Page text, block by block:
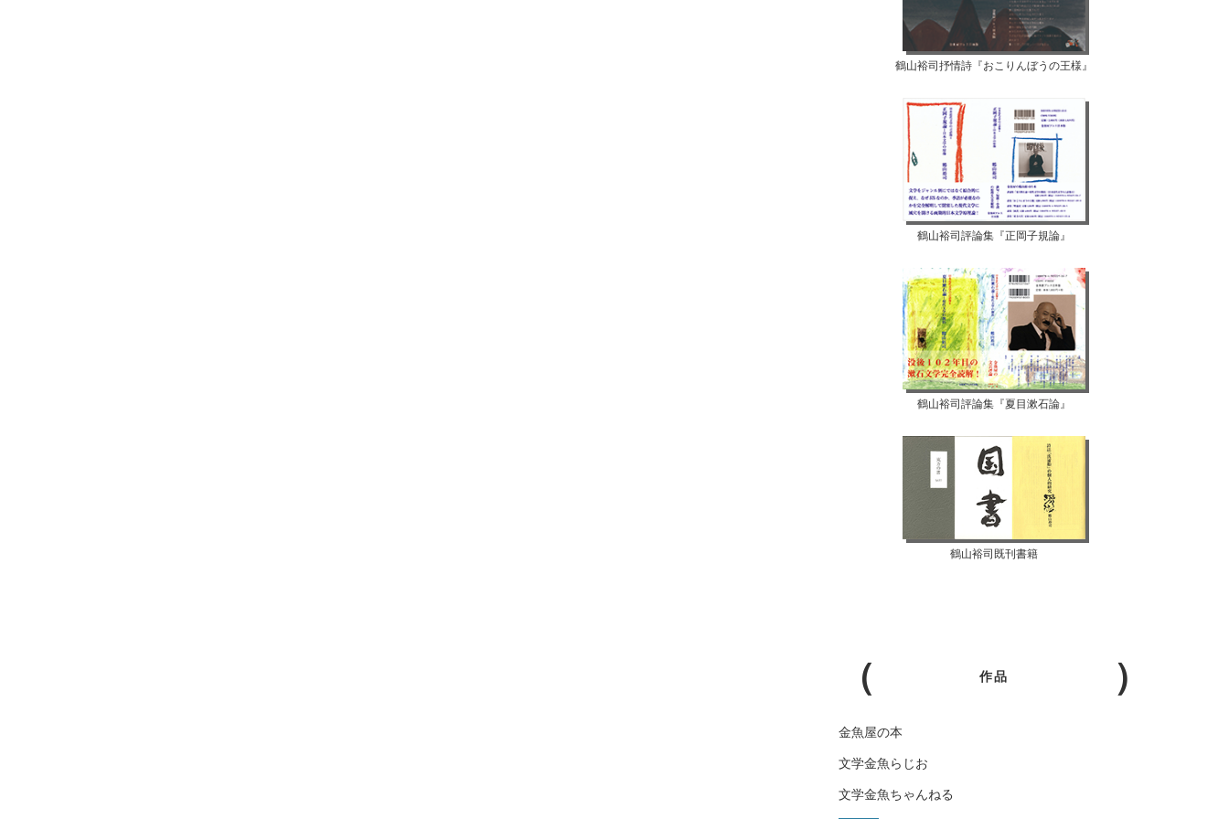
鶴山裕司抒情詩『おこりんぼうの王様』
鶴山裕司評論集『正岡子規論』
鶴山裕司評論集『夏目漱石論』
鶴山裕司既刊書籍
作品
金魚屋の本
文学金魚らじお
文学金魚ちゃんねる